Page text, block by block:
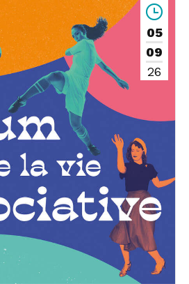
05
09
26